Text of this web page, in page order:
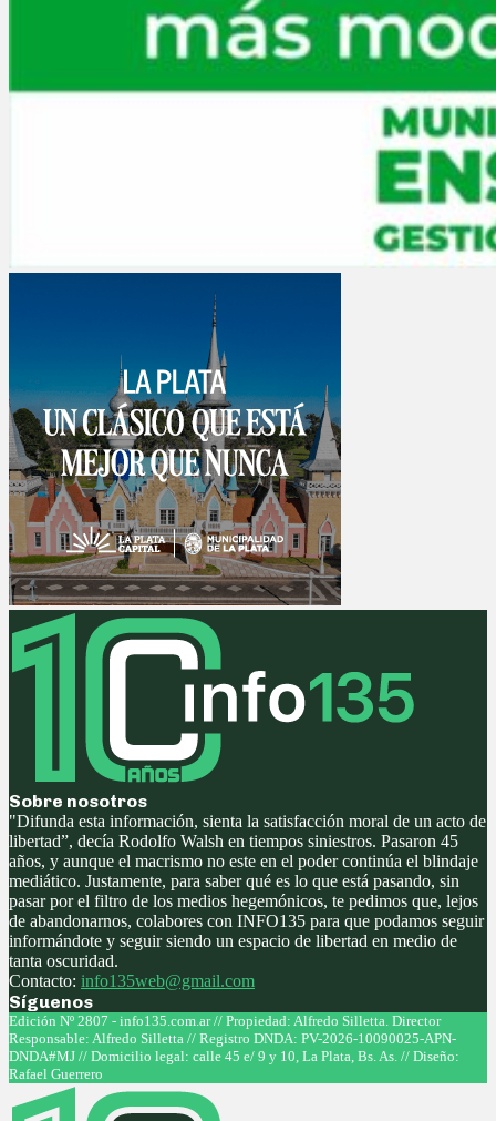
Sobre nosotros
"Difunda esta información, sienta la satisfacción moral de un acto de
libertad”, decía Rodolfo Walsh en tiempos siniestros. Pasaron 45
años, y aunque el macrismo no este en el poder continúa el blindaje
mediático. Justamente, para saber qué es lo que está pasando, sin
pasar por el filtro de los medios hegemónicos, te pedimos que, lejos
de abandonarnos, colabores con INFO135 para que podamos seguir
informándote y seguir siendo un espacio de libertad en medio de
tanta oscuridad.
Contacto: info135web@gmail.com
Síguenos
Facebook
Twitter
Instagram
Youtube
Edición Nº 2807 - info135.com.ar // Propiedad: Alfredo Silletta. Director
Responsable: Alfredo Silletta // Registro DNDA: PV-2026-10090025-APN-
DNDA#MJ // Domicilio legal: calle 45 e/ 9 y 10, La Plata, Bs. As. // Diseño:
Rafael Guerrero